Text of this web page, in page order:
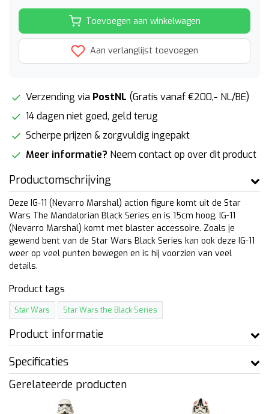
Toevoegen aan winkelwagen
Aan verlanglijst toevoegen
Verzending via PostNL (Gratis vanaf €200,- NL/BE)
14 dagen niet goed, geld terug
Scherpe prijzen & zorgvuldig ingepakt
Meer informatie? Neem contact op over dit product
Productomschrijving
Deze IG-11 (Nevarro Marshal) action figure komt uit de Star
Wars The Mandalorian Black Series en is 15cm hoog. IG-11
(Nevarro Marshal) komt met blaster accessoire. Zoals je
gewend bent van de Star Wars Black Series kan ook deze IG-11
weer op veel punten bewegen en is hij voorzien van veel
details.
Product tags
Star Wars Star Wars the Black Series
Product informatie
Specificaties
Gerelateerde producten